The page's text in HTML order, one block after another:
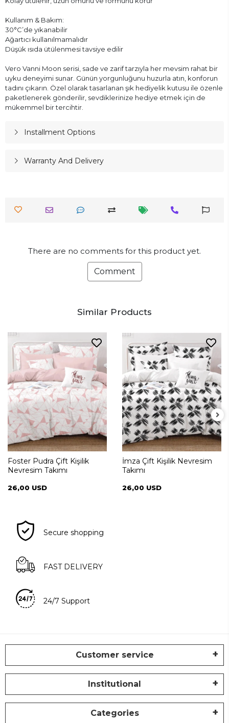
Kullanım & Bakım:
30°C’de yıkanabilir
Ağartıcı kullanılmamalıdır
Düşük ısıda ütülenmesi tavsiye edilir
Vero Vanni Moon serisi, sade ve zarif tarzıyla her mevsim rahat bir
uyku deneyimi sunar. Günün yorgunluğunu huzurla atın, konforun
tadını çıkarın. Özel olarak tasarlanan şık hediyelik kutusu ile özenle
paketlenerek gönderilir, sevdiklerinize hediye etmek için de
mükemmel bir tercihtir.
Installment Options
Warranty And Delivery
There are no comments for this product yet.
Comment
Similar Products
Foster Pudra Çift Kişilik
Nevresim Takımı
26,00 USD
İmza Çift Kişilik Nevresim
Takımı
26,00 USD
Secure shopping
FAST DELIVERY
24/7 Support
Customer service
Institutional
Categories